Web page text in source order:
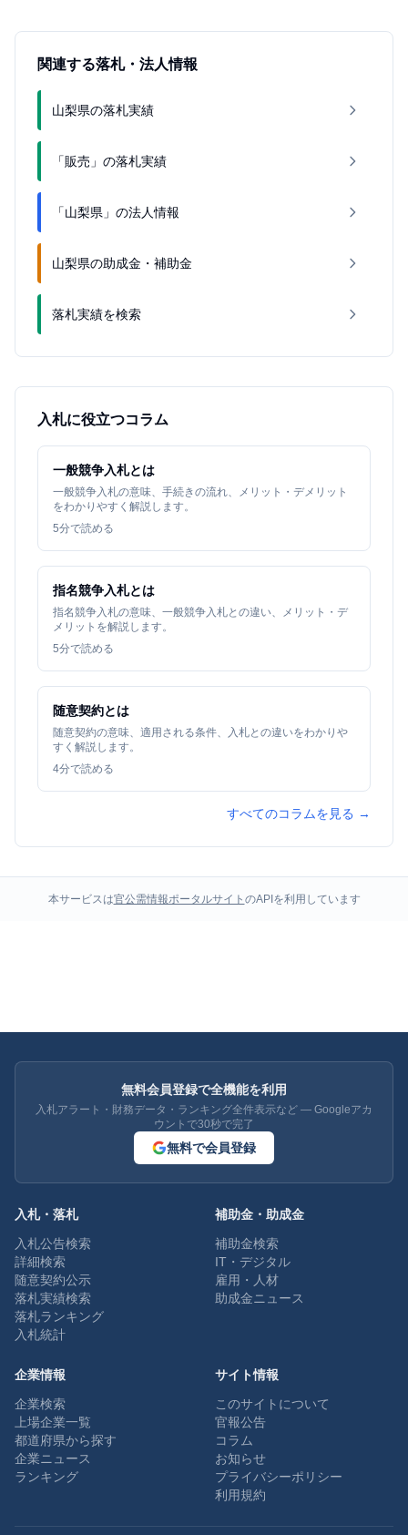
関連する落札・法人情報
山梨県の落札実績
「販売」の落札実績
「山梨県」の法人情報
山梨県の助成金・補助金
落札実績を検索
入札に役立つコラム
一般競争入札とは
一般競争入札の意味、手続きの流れ、メリット・デメリット
をわかりやすく解説します。
5分で読める
指名競争入札とは
指名競争入札の意味、一般競争入札との違い、メリット・デ
メリットを解説します。
5分で読める
随意契約とは
随意契約の意味、適用される条件、入札との違いをわかりや
すく解説します。
4分で読める
すべてのコラムを見る →
本サービスは官公需情報ポータルサイト のAPIを利用しています
無料会員登録で全機能を利用
入札アラート・財務データ・ランキング全件表示など — Googleアカ
ウントで30秒で完了
無料で会員登録
入札・落札
入札公告検索
詳細検索
随意契約公示
落札実績検索
落札ランキング
入札統計
補助金・助成金
補助金検索
IT・デジタル
雇用・人材
助成金ニュース
企業情報
企業検索
上場企業一覧
都道府県から探す
企業ニュース
ランキング
サイト情報
このサイトについて
官報公告
コラム
お知らせ
プライバシーポリシー
利用規約